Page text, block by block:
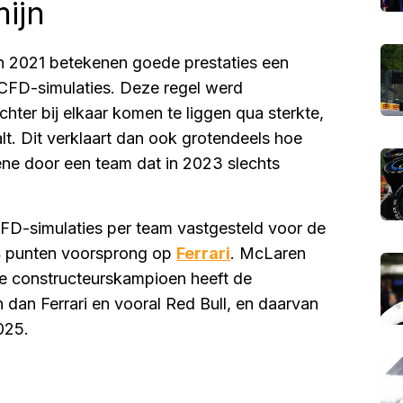
betekenen goede prestaties een
simulaties. Deze regel werd
bij elkaar komen te liggen qua sterkte,
Dit verklaart dan ook grotendeels hoe
door een team dat in 2023 slechts
simulaties per team vastgesteld voor de
voorsprong op Ferrari. McLaren
constructeurskampioen heeft de
Ferrari en vooral Red Bull, en daarvan